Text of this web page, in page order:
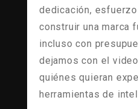
dedicación,
construir una marca
incluso con
dejamos con el
quiénes quieran
herramientas de